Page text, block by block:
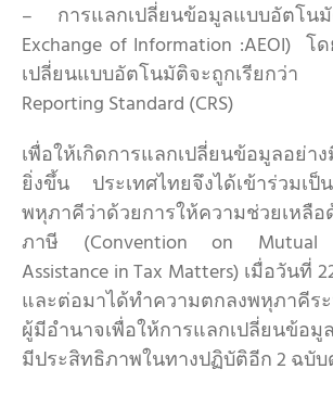
– การแลกเปลี่ยนข้อมูลแบบอัตโน
Exchange of Information :AEOI)
เปลี่ยนแบบอัตโนมัติจะถูกเรีย
Reporting Standard (CRS)
เพื่อให้เกิดการแลกเปลี่ยนข้อมูลอย่า
ยิ่งขึ้น ประเทศไทยจึงได้เข้าร่วมเป็
พหุภาคีว่าด้วยการให้ความช่วยเหลือ
ภาษี (Convention on Mutual
Assistance in Tax Matters) เมื่อวันที่
และต่อมาได้ทำความตกลงพหุภาคีร
ผู้มีอำนาจเพื่อให้การแลกเปลี่ยนข้อมู
มีประสิทธิภาพในทางปฏิบัติอีก 2 ฉบั